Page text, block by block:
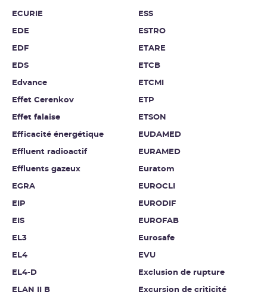
ECURIE
EDE
EDF
EDS
Edvance
Effet Cerenkov
Effet falaise
Efficacité énergétique
Effluent radioactif
Effluents gazeux
EGRA
EIP
EIS
EL3
EL4
EL4-D
ELAN II B
ESS
ESTRO
ETARE
ETCB
ETCMI
ETP
ETSON
EUDAMED
EURAMED
Euratom
EUROCLI
EURODIF
EUROFAB
Eurosafe
EVU
Exclusion de rupture
Excursion de criticité